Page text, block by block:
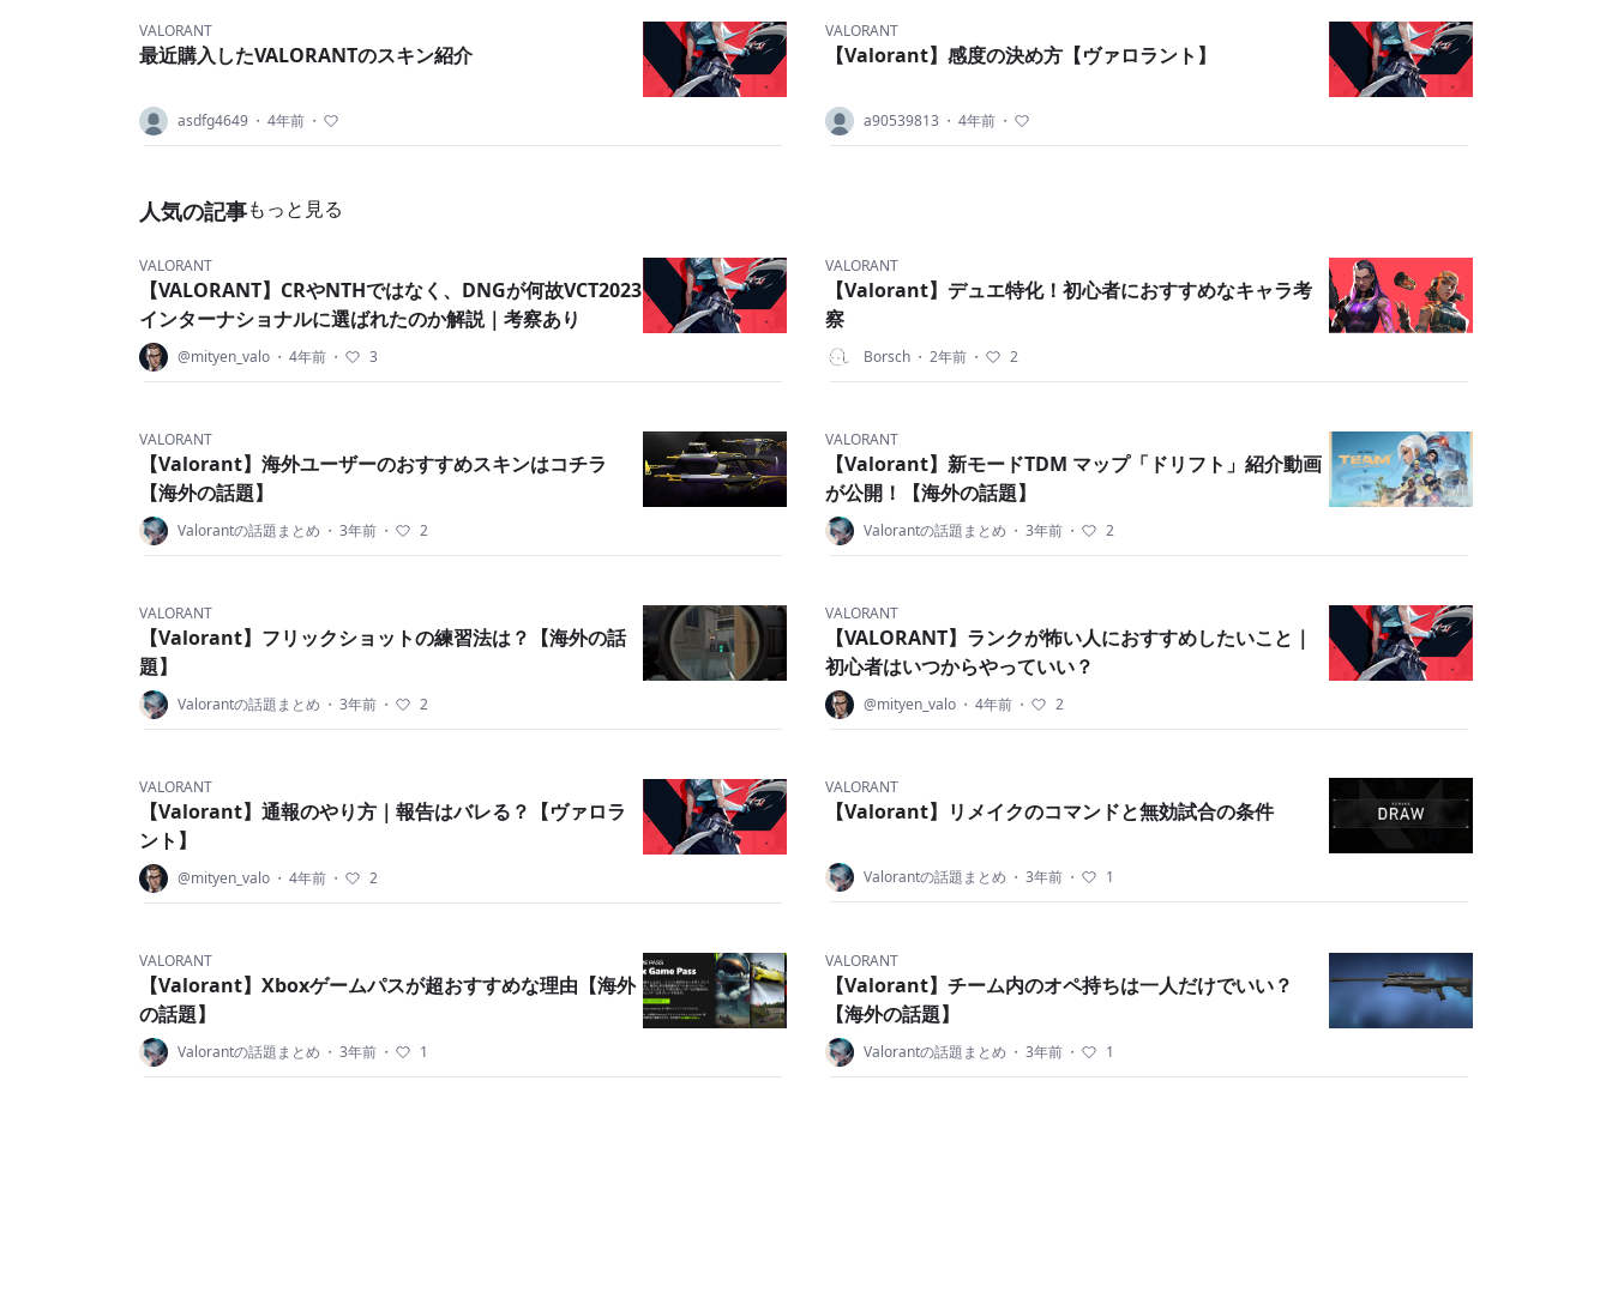
VALORANT
最近購入したVALORANTのスキン紹介
asdfg4649 ・ 4年前 ・
VALORANT
【Valorant】感度の決め方【ヴァロラント】
a90539813 ・ 4年前 ・
人気の記事もっと見る
VALORANT
【VALORANT】CRやNTHではなく、DNGが何故VCT2023
インターナショナルに選ばれたのか解説｜考察あり
@mityen_valo ・ 4年前 ・ 3
VALORANT
【Valorant】デュエ特化！初心者におすすめなキャラ考
察
Borsch ・ 2年前 ・ 2
VALORANT
【Valorant】海外ユーザーのおすすめスキンはコチラ
【海外の話題】
Valorantの話題まとめ ・ 3年前 ・ 2
VALORANT
【Valorant】新モードTDM マップ「ドリフト」紹介動画
が公開！【海外の話題】
Valorantの話題まとめ ・ 3年前 ・ 2
VALORANT
【Valorant】フリックショットの練習法は？【海外の話
題】
Valorantの話題まとめ ・ 3年前 ・ 2
VALORANT
【VALORANT】ランクが怖い人におすすめしたいこと｜
初心者はいつからやっていい？
@mityen_valo ・ 4年前 ・ 2
VALORANT
【Valorant】通報のやり方｜報告はバレる？【ヴァロラ
ント】
@mityen_valo ・ 4年前 ・ 2
VALORANT
【Valorant】リメイクのコマンドと無効試合の条件
Valorantの話題まとめ ・ 3年前 ・ 1
VALORANT
【Valorant】Xboxゲームパスが超おすすめな理由【海外
の話題】
Valorantの話題まとめ ・ 3年前 ・ 1
VALORANT
【Valorant】チーム内のオペ持ちは一人だけでいい？
【海外の話題】
Valorantの話題まとめ ・ 3年前 ・ 1